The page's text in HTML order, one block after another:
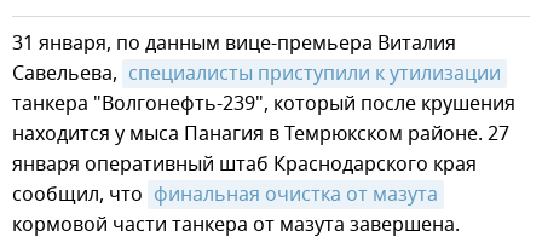
31 января, по данным вице-премьера Виталия
Савельева, специалисты приступили к утилизации
танкера "Волгонефть-239", который после крушения
находится у мыса Панагия в Темрюкском районе. 27
января оперативный штаб Краснодарского края
сообщил, что финальная очистка от мазута
кормовой части танкера от мазута завершена.